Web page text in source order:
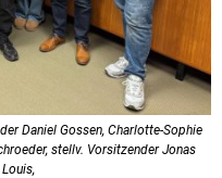
Daniel Gossen, Charlotte-Sophie
stellv. Vorsitzender Jonas